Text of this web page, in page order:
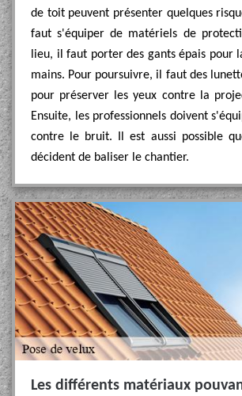
de toit peuvent présenter quelques
faut s'équiper de matériels de
lieu, il faut porter des gants épais pour
mains. Pour poursuivre, il faut des
pour préserver les yeux contre la
Ensuite, les professionnels doivent
contre le bruit. Il est aussi possible
décident de baliser le chantier.
Les différents matériaux